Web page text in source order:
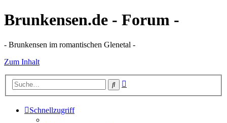
Brunkensen.de - Forum -
- Brunkensen im romantischen Glenetal -
Zum Inhalt
Suche
Schnellzugriff